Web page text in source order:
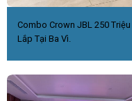
Combo Crown JBL 250 Triệu
Lắp Tại Ba Vì.